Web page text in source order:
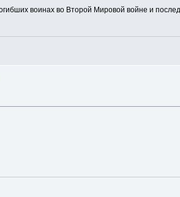
воинах во Второй Мировой войне и